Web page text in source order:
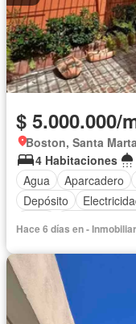
$ 5.000.000/
Boston, Santa Marta
4 Habitaciones
Agua
Aparcadero
Depósito
Hace 6 días en -